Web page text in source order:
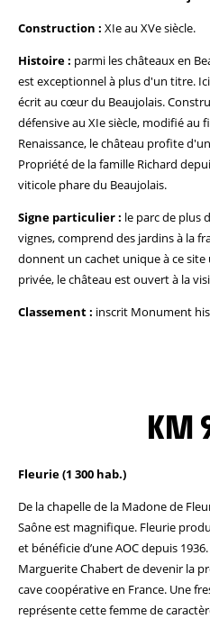
Construction : XIe au XVe siècle.
Histoire : parmi les châteaux en
est exceptionnel à plus d'un titre.
écrit au cœur du Beaujolais.
défensive au XIe siècle, modifié au
Renaissance, le château profite
Propriété de la famille Richard
viticole phare du Beaujolais.
Signe particulier : le parc de plus
vignes, comprend des jardins à la
donnent un cachet unique à ce
privée, le château est ouvert à la
Classement : inscrit Monument
KM
Fleurie (1 300 hab.)
De la chapelle de la Madone de
Saône est magnifique. Fleurie
et bénéficie d’une AOC depuis
Marguerite Chabert de devenir la
cave coopérative en France. Une
représente cette femme de